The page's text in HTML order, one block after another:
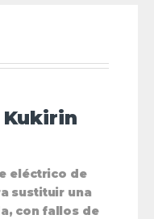
Kukirin
eléctrico de
sustituir una
con fallos de